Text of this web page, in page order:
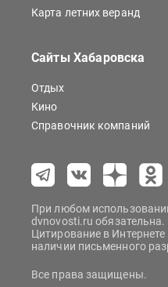
Карта летних веранд
Сайты Хабаровска
Отдых
Кино
Справочник компаний
При любом
dvnovosti.ru обязательна.
Цитирование в
наличии письменного
Все права защищены.